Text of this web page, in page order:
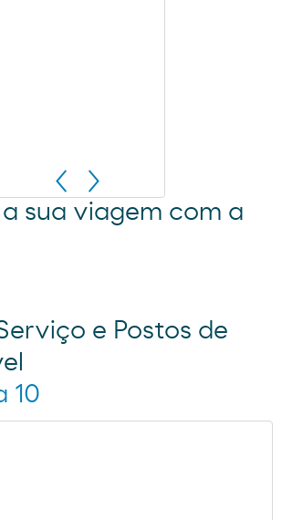
sua viagem com a
e Postos de
10